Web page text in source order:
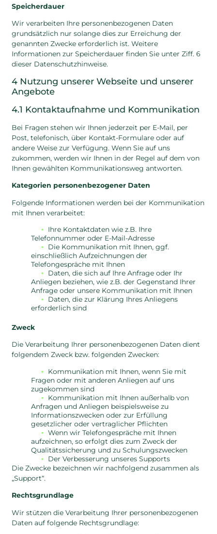
Speicherdauer
Wir verarbeiten Ihre personenbezogenen Daten
grundsätzlich nur solange dies zur Erreichung der
genannten Zwecke erforderlich ist. Weitere
Informationen zur Speicherdauer finden Sie unter Ziff. 6
dieser Datenschutzhinweise.
4 Nutzung unserer Webseite und unserer
Angebote
4.1 Kontaktaufnahme und Kommunikation
Bei Fragen stehen wir Ihnen jederzeit per E-Mail, per
Post, telefonisch, über Kontakt-Formulare oder auf
andere Weise zur Verfügung. Wenn Sie auf uns
zukommen, werden wir Ihnen in der Regel auf dem von
Ihnen gewählten Kommunikationsweg antworten.
Kategorien personenbezogener Daten
Folgende Informationen werden bei der Kommunikation
mit Ihnen verarbeitet:
Ihre Kontaktdaten wie z.B. Ihre
Telefonnummer oder E-Mail-Adresse
Die Kommunikation mit Ihnen, ggf.
einschließlich Aufzeichnungen der
Telefongespräche mit Ihnen
Daten, die sich auf Ihre Anfrage oder Ihr
Anliegen beziehen, wie z.B. der Gegenstand Ihrer
Anfrage oder unsere Kommunikation mit Ihnen
Daten, die zur Klärung Ihres Anliegens
erforderlich sind
Zweck
Die Verarbeitung Ihrer personenbezogenen Daten dient
folgendem Zweck bzw. folgenden Zwecken:
Kommunikation mit Ihnen, wenn Sie mit
Fragen oder mit anderen Anliegen auf uns
zugekommen sind
Kommunikation mit Ihnen außerhalb von
Anfragen und Anliegen beispielsweise zu
Informationszwecken oder zur Erfüllung
gesetzlicher oder vertraglicher Pflichten
Wenn wir Telefongespräche mit Ihnen
aufzeichnen, so erfolgt dies zum Zweck der
Qualitätssicherung und zu Schulungszwecken
Der Verbesserung unseres Supports
Die Zwecke bezeichnen wir nachfolgend zusammen als
„Support“.
Rechtsgrundlage
Wir stützen die Verarbeitung Ihrer personenbezogenen
Daten auf folgende Rechtsgrundlage: